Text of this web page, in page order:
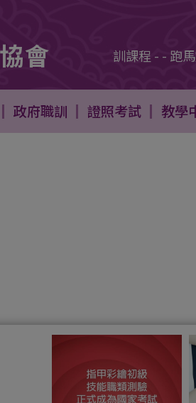
日短期快速培訓課程 - - 跑馬
會
政府職訓 證照考試 教學